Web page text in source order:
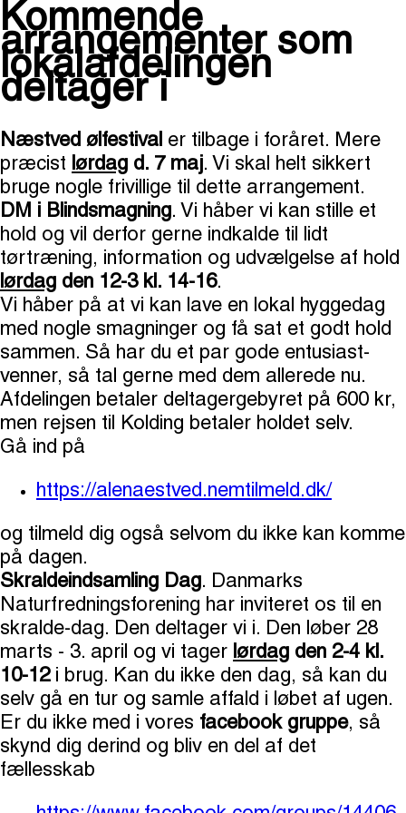
Kommende
arrangementer som
lokalafdelingen
deltager i
Næstved ølfestival er tilbage i foråret. Mere
præcist lørdag d. 7 maj. Vi skal helt sikkert
bruge nogle frivillige til dette arrangement.
DM i Blindsmagning. Vi håber vi kan stille et
hold og vil derfor gerne indkalde til lidt
tørtræning, information og udvælgelse af hold
lørdag den 12-3 kl. 14-16.
Vi håber på at vi kan lave en lokal hyggedag
med nogle smagninger og få sat et godt hold
sammen. Så har du et par gode entusiast-
venner, så tal gerne med dem allerede nu.
Afdelingen betaler deltagergebyret på 600 kr,
men rejsen til Kolding betaler holdet selv.
Gå ind på
https://alenaestved.nemtilmeld.dk/
og tilmeld dig også selvom du ikke kan komme
på dagen.
Skraldeindsamling Dag. Danmarks
Naturfredningsforening har inviteret os til en
skralde-dag. Den deltager vi i. Den løber 28
marts - 3. april og vi tager lørdag den 2-4 kl.
10-12i brug. Kan du ikke den dag, så kan du
selv gå en tur og samle affald i løbet af ugen.
Er du ikke med i vores facebook gruppe, så
skynd dig derind og bliv en del af det
fællesskab